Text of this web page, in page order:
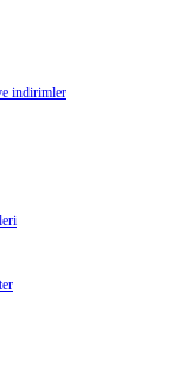
indirimler